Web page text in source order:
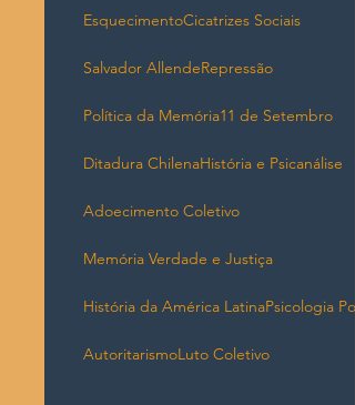
EsquecimentoCicatrizes Sociais
Salvador AllendeRepressão
Política da Memória11 de Setembro
Ditadura ChilenaHistória e Psicanálise
Adoecimento Coletivo
Memória Verdade e Justiça
História da América LatinaPsicologia
AutoritarismoLuto Coletivo